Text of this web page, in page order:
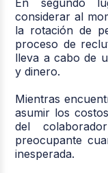
considerar al
la rotación de
proceso de
lleva a cabo de
y dinero.
Mientras
asumir los
del
preocupante
inesperada.